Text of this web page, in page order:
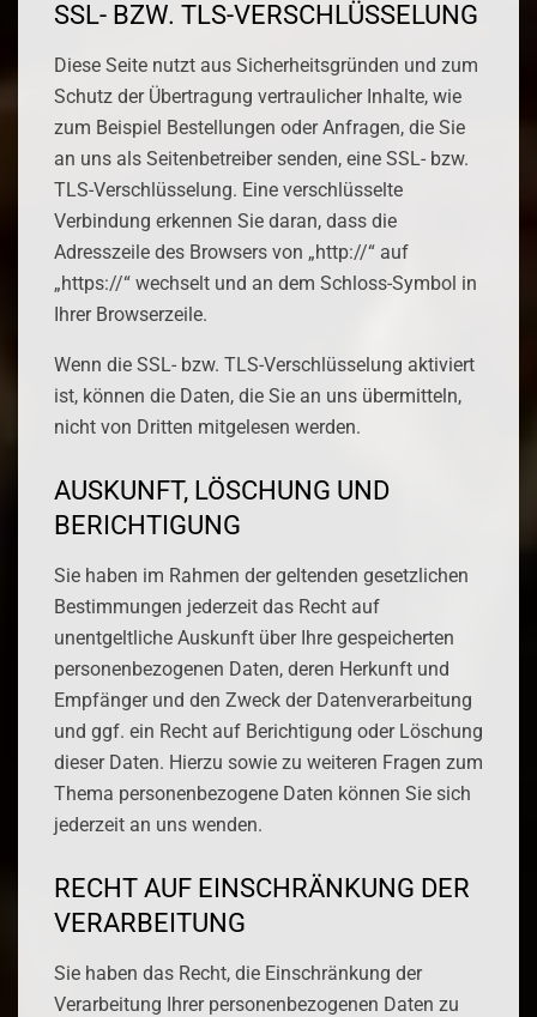
SSL- BZW. TLS-VERSCHLÜSSELUNG
Diese Seite nutzt aus Sicherheitsgründen und zum
Schutz der Übertragung vertraulicher Inhalte, wie
zum Beispiel Bestellungen oder Anfragen, die Sie
an uns als Seitenbetreiber senden, eine SSL- bzw.
TLS-Verschlüsselung. Eine verschlüsselte
Verbindung erkennen Sie daran, dass die
Adresszeile des Browsers von „http://“ auf
„https://“ wechselt und an dem Schloss-Symbol in
Ihrer Browserzeile.
Wenn die SSL- bzw. TLS-Verschlüsselung aktiviert
ist, können die Daten, die Sie an uns übermitteln,
nicht von Dritten mitgelesen werden.
AUSKUNFT, LÖSCHUNG UND
BERICHTIGUNG
Sie haben im Rahmen der geltenden gesetzlichen
Bestimmungen jederzeit das Recht auf
unentgeltliche Auskunft über Ihre gespeicherten
personenbezogenen Daten, deren Herkunft und
Empfänger und den Zweck der Datenverarbeitung
und ggf. ein Recht auf Berichtigung oder Löschung
dieser Daten. Hierzu sowie zu weiteren Fragen zum
Thema personenbezogene Daten können Sie sich
jederzeit an uns wenden.
RECHT AUF EINSCHRÄNKUNG DER
VERARBEITUNG
Sie haben das Recht, die Einschränkung der
Verarbeitung Ihrer personenbezogenen Daten zu